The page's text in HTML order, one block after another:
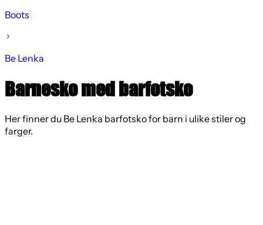
Boots
Be Lenka
Barnesko med barfotsko
Her finner du Be Lenka barfotsko for barn i ulike stiler og
farger.